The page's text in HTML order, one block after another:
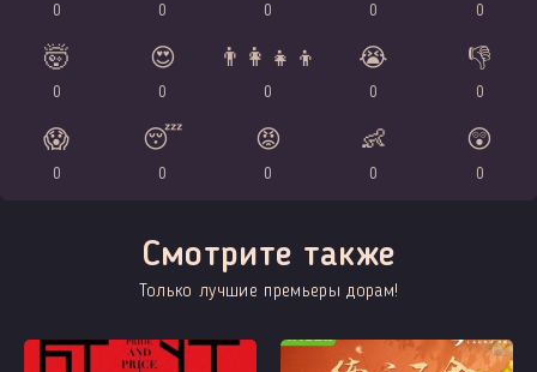
0 0 0 0 0
🤯
0
😍
0
👨‍👩‍👧‍👦
0
😭
0
👎
0
😱
0
😴
0
😡
0
👶
0
😲
0
Смотрите также
Только лучшие премьеры дорам!